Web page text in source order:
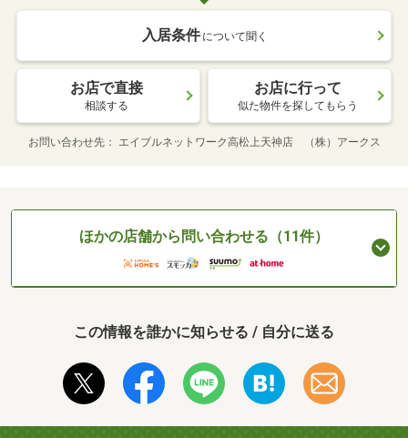
入居条件 について聞く
お店で直接
相談する
お店に行って
似た物件を探してもらう
お問い合わせ先 エイブルネットワーク高松上天神店 （株）アークス
ほかの店舗から問い合わせる（11件）
この情報を誰かに知らせる / 自分に送る